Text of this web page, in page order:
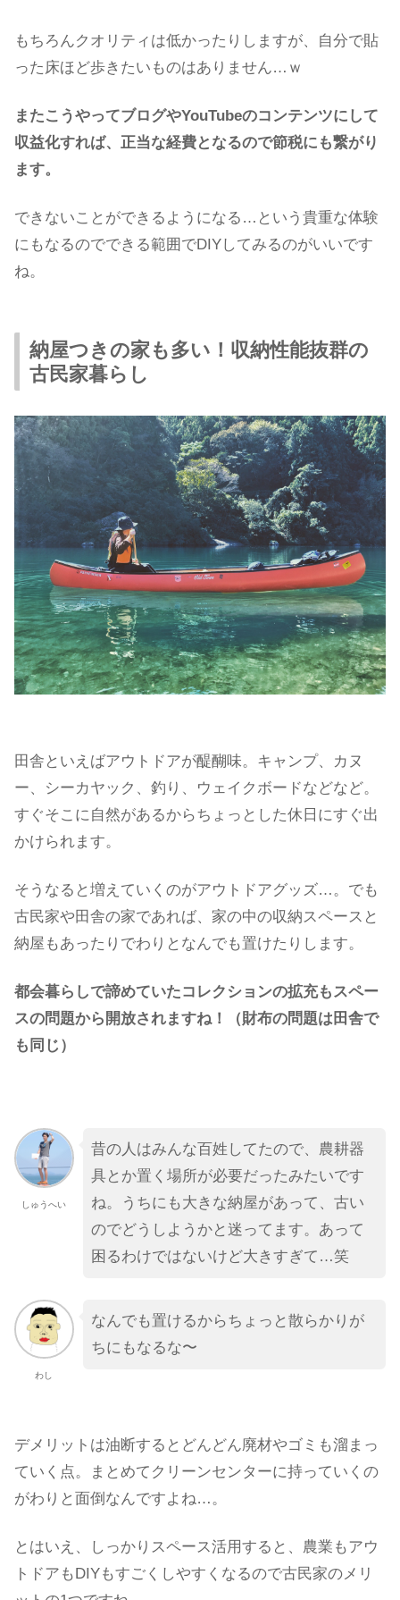
もちろんクオリティは低かったりしますが、自分で貼
った床ほど歩きたいものはありません…ｗ
またこうやってブログやYouTubeのコンテンツにして
収益化すれば、正当な経費となるので節税にも繋がり
ます。
できないことができるようになる…という貴重な体験
にもなるのでできる範囲でDIYしてみるのがいいです
ね。
納屋つきの家も多い！収納性能抜群の
古民家暮らし
田舎といえばアウトドアが醍醐味。キャンプ、カヌ
ー、シーカヤック、釣り、ウェイクボードなどなど。
すぐそこに自然があるからちょっとした休日にすぐ出
かけられます。
そうなると増えていくのがアウトドアグッズ…。でも
古民家や田舎の家であれば、家の中の収納スペースと
納屋もあったりでわりとなんでも置けたりします。
都会暮らしで諦めていたコレクションの拡充もスペー
スの問題から開放されますね！（財布の問題は田舎で
も同じ）
しゅうへい
昔の人はみんな百姓してたので、農耕器
具とか置く場所が必要だったみたいです
ね。うちにも大きな納屋があって、古い
のでどうしようかと迷ってます。あって
困るわけではないけど大きすぎて…笑
わし
なんでも置けるからちょっと散らかりが
ちにもなるな〜
デメリットは油断するとどんどん廃材やゴミも溜まっ
ていく点。まとめてクリーンセンターに持っていくの
がわりと面倒なんですよね…。
とはいえ、しっかりスペース活用すると、農業もアウ
トドアもDIYもすごくしやすくなるので古民家のメリ